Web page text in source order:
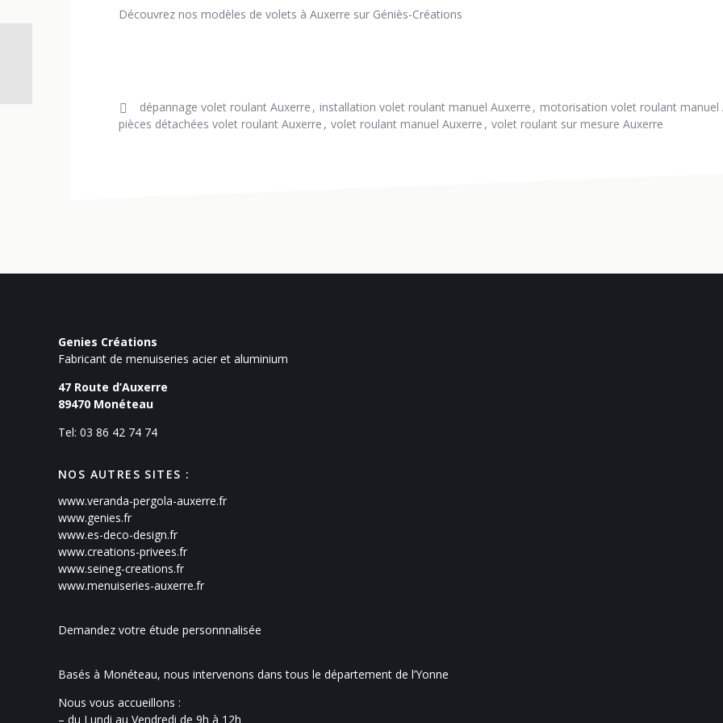
Découvrez nos modèles de volets à Auxerre sur Géniès-Créations
dépannage volet roulant Auxerre installation volet roulant manuel Auxerre
motorisation volet roulant manuel
pièces détachées volet roulant Auxerre
volet roulant manuel Auxerre volet roulant sur mesure Auxerre
Genies Créations
Fabricant de menuiseries acier et aluminium
47 Route d’Auxerre
89470 Monéteau
Tel: 03 86 42 74 74
NOS AUTRES SITES :
www.veranda-pergola-auxerre.fr
www.genies.fr
www.es-deco-design.fr
www.creations-privees.fr
www.seineg-creations.fr
www.menuiseries-auxerre.fr
Demandez votre étude personnnalisée
Basés à Monéteau, nous intervenons dans tous le département de l’Yonne
Nous vous accueillons :
– du Lundi au Vendredi de 9h à 12h